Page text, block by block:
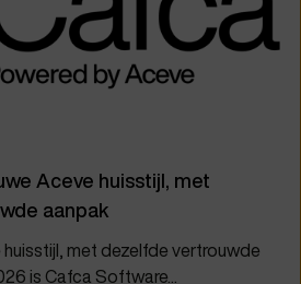
Aceve huisstijl, met
aanpak
huisstijl, met dezelfde vertrouwde
is Cafca Software...